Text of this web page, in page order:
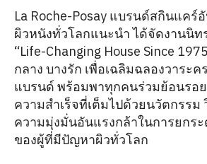
La Roche-Posay แบรนด์สกินแคร์
ผิวหนังทั่วโลกแนะนำ ได้จัดงานนิ
“Life-Changing House Since
กลาง บางรัก เพื่อเฉลิมฉลองวาระ
แบรนด์ พร้อมพาทุกคนร่วมย้อนรอ
ความสำเร็จที่เต็มไปด้วยนวัตกรรม
ความมุ่งมั่นอันแรงกล้าในการยก
ของผู้ที่มีปัญหาผิวทั่วโลก